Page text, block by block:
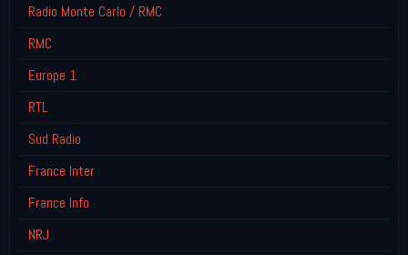
Radio Monte Carlo / RMC
RMC
Europe 1
RTL
Sud Radio
France Inter
France Info
NRJ